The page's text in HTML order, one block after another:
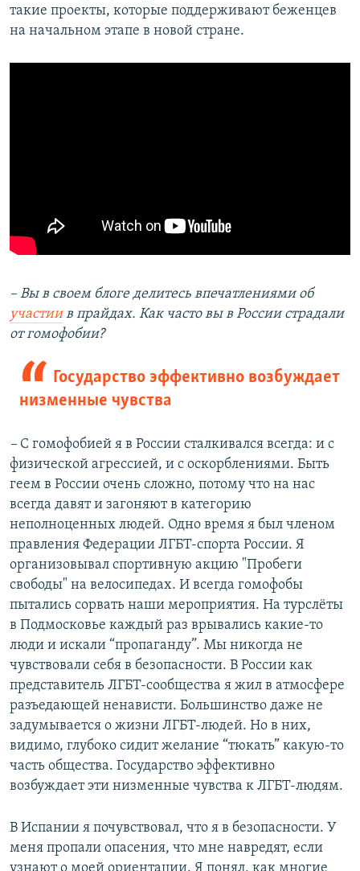
такие проекты, которые поддерживают беженцев
на начальном этапе в новой стране.
– Вы в своем блоге делитесь впечатлениями об
участиив прайдах. Как часто вы в России страдали
от гомофобии?
Государство эффективно возбуждает
низменные чувства
– С гомофобией я в России сталкивался всегда: и с
физической агрессией, и с оскорблениями. Быть
геем в России очень сложно, потому что на нас
всегда давят и загоняют в категорию
неполноценных людей. Одно время я был членом
правления Федерации ЛГБТ-спорта России. Я
организовывал спортивную акцию "Пробеги
свободы" на велосипедах. И всегда гомофобы
пытались сорвать наши мероприятия. На турслёты
в Подмосковье каждый раз врывались какие-то
люди и искали “пропаганду”. Мы никогда не
чувствовали себя в безопасности. В России как
представитель ЛГБТ-сообщества я жил в атмосфере
разъедающей ненависти. Большинство даже не
задумывается о жизни ЛГБТ-людей. Но в них,
видимо, глубоко сидит желание “тюкать” какую-то
часть общества. Государство эффективно
возбуждает эти низменные чувства к ЛГБТ-людям.
В Испании я почувствовал, что я в безопасности. У
меня пропали опасения, что мне навредят, если